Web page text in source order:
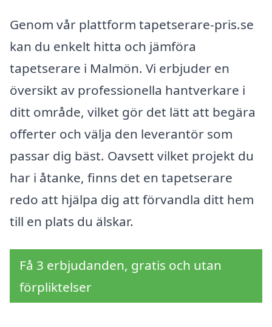
Genom vår plattform tapetserare-pris.se
kan du enkelt hitta och jämföra
tapetserare i Malmön. Vi erbjuder en
översikt av professionella hantverkare i
ditt område, vilket gör det lätt att begära
offerter och välja den leverantör som
passar dig bäst. Oavsett vilket projekt du
har i åtanke, finns det en tapetserare
redo att hjälpa dig att förvandla ditt hem
till en plats du älskar.
Få 3 erbjudanden, gratis och utan
förpliktelser